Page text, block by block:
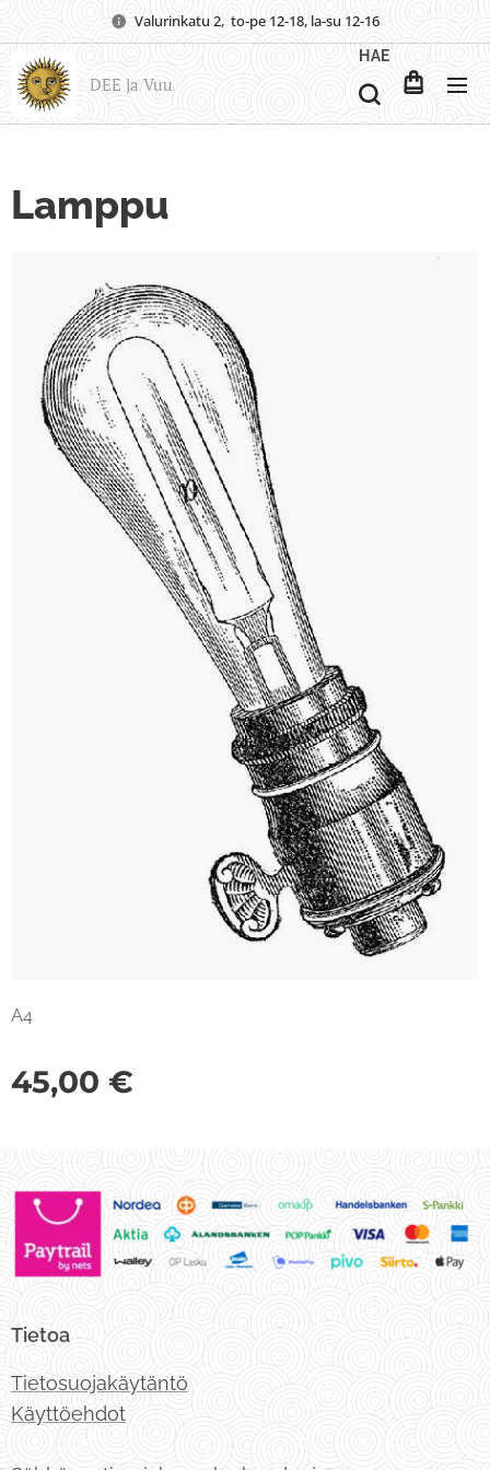
Valurinkatu 2, to-pe 12-18, la-su 12-16
DEE ja Vuu
HAE
Lamppu
A4
45,00 €
Tietoa
Tietosuojakäytäntö
Käyttöehdot